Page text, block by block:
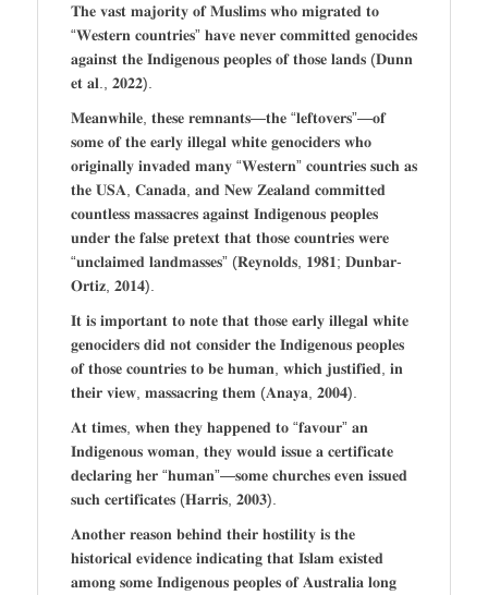
𝐓𝐡𝐞 𝐯𝐚𝐬𝐭 𝐦𝐚𝐣𝐨𝐫𝐢𝐭𝐲 𝐨𝐟 𝐌𝐮𝐬𝐥𝐢𝐦𝐬 𝐰𝐡𝐨 𝐦𝐢𝐠𝐫𝐚𝐭𝐞𝐝 𝐭𝐨
“𝐖𝐞𝐬𝐭𝐞𝐫𝐧 𝐜𝐨𝐮𝐧𝐭𝐫𝐢𝐞𝐬” 𝐡𝐚𝐯𝐞 𝐧𝐞𝐯𝐞𝐫 𝐜𝐨𝐦𝐦𝐢𝐭𝐭𝐞𝐝 𝐠𝐞𝐧𝐨𝐜𝐢𝐝𝐞𝐬
𝐚𝐠𝐚𝐢𝐧𝐬𝐭 𝐭𝐡𝐞 𝐈𝐧𝐝𝐢𝐠𝐞𝐧𝐨𝐮𝐬 𝐩𝐞𝐨𝐩𝐥𝐞𝐬 𝐨𝐟 𝐭𝐡𝐨𝐬𝐞 𝐥𝐚𝐧𝐝𝐬 (𝐃𝐮𝐧𝐧
𝐞𝐭 𝐚𝐥., 𝟐𝟎𝟐𝟐).
𝐌𝐞𝐚𝐧𝐰𝐡𝐢𝐥𝐞, 𝐭𝐡𝐞𝐬𝐞 𝐫𝐞𝐦𝐧𝐚𝐧𝐭𝐬—𝐭𝐡𝐞 “𝐥𝐞𝐟𝐭𝐨𝐯𝐞𝐫𝐬”—𝐨𝐟
𝐬𝐨𝐦𝐞 𝐨𝐟 𝐭𝐡𝐞 𝐞𝐚𝐫𝐥𝐲 𝐢𝐥𝐥𝐞𝐠𝐚𝐥 𝐰𝐡𝐢𝐭𝐞 𝐠𝐞𝐧𝐨𝐜𝐢𝐝𝐞𝐫𝐬 𝐰𝐡𝐨
𝐨𝐫𝐢𝐠𝐢𝐧𝐚𝐥𝐥𝐲 𝐢𝐧𝐯𝐚𝐝𝐞𝐝 𝐦𝐚𝐧𝐲 “𝐖𝐞𝐬𝐭𝐞𝐫𝐧” 𝐜𝐨𝐮𝐧𝐭𝐫𝐢𝐞𝐬 𝐬𝐮𝐜𝐡 𝐚𝐬
𝐭𝐡𝐞 𝐔𝐒𝐀, 𝐂𝐚𝐧𝐚𝐝𝐚, 𝐚𝐧𝐝 𝐍𝐞𝐰 𝐙𝐞𝐚𝐥𝐚𝐧𝐝 𝐜𝐨𝐦𝐦𝐢𝐭𝐭𝐞𝐝
𝐜𝐨𝐮𝐧𝐭𝐥𝐞𝐬𝐬 𝐦𝐚𝐬𝐬𝐚𝐜𝐫𝐞𝐬 𝐚𝐠𝐚𝐢𝐧𝐬𝐭 𝐈𝐧𝐝𝐢𝐠𝐞𝐧𝐨𝐮𝐬 𝐩𝐞𝐨𝐩𝐥𝐞𝐬
𝐮𝐧𝐝𝐞𝐫 𝐭𝐡𝐞 𝐟𝐚𝐥𝐬𝐞 𝐩𝐫𝐞𝐭𝐞𝐱𝐭 𝐭𝐡𝐚𝐭 𝐭𝐡𝐨𝐬𝐞 𝐜𝐨𝐮𝐧𝐭𝐫𝐢𝐞𝐬 𝐰𝐞𝐫𝐞
“𝐮𝐧𝐜𝐥𝐚𝐢𝐦𝐞𝐝 𝐥𝐚𝐧𝐝𝐦𝐚𝐬𝐬𝐞𝐬” (𝐑𝐞𝐲𝐧𝐨𝐥𝐝𝐬, 𝟏𝟗𝟖𝟏; 𝐃𝐮𝐧𝐛𝐚𝐫-
𝐎𝐫𝐭𝐢𝐳, 𝟐𝟎𝟏𝟒).
𝐈𝐭 𝐢𝐬 𝐢𝐦𝐩𝐨𝐫𝐭𝐚𝐧𝐭 𝐭𝐨 𝐧𝐨𝐭𝐞 𝐭𝐡𝐚𝐭 𝐭𝐡𝐨𝐬𝐞 𝐞𝐚𝐫𝐥𝐲 𝐢𝐥𝐥𝐞𝐠𝐚𝐥 𝐰𝐡𝐢𝐭𝐞
𝐠𝐞𝐧𝐨𝐜𝐢𝐝𝐞𝐫𝐬 𝐝𝐢𝐝 𝐧𝐨𝐭 𝐜𝐨𝐧𝐬𝐢𝐝𝐞𝐫 𝐭𝐡𝐞 𝐈𝐧𝐝𝐢𝐠𝐞𝐧𝐨𝐮𝐬 𝐩𝐞𝐨𝐩𝐥𝐞𝐬
𝐨𝐟 𝐭𝐡𝐨𝐬𝐞 𝐜𝐨𝐮𝐧𝐭𝐫𝐢𝐞𝐬 𝐭𝐨 𝐛𝐞 𝐡𝐮𝐦𝐚𝐧, 𝐰𝐡𝐢𝐜𝐡 𝐣𝐮𝐬𝐭𝐢𝐟𝐢𝐞𝐝, 𝐢𝐧
𝐭𝐡𝐞𝐢𝐫 𝐯𝐢𝐞𝐰, 𝐦𝐚𝐬𝐬𝐚𝐜𝐫𝐢𝐧𝐠 𝐭𝐡𝐞𝐦 (𝐀𝐧𝐚𝐲𝐚, 𝟐𝟎𝟎𝟒).
𝐀𝐭 𝐭𝐢𝐦𝐞𝐬, 𝐰𝐡𝐞𝐧 𝐭𝐡𝐞𝐲 𝐡𝐚𝐩𝐩𝐞𝐧𝐞𝐝 𝐭𝐨 “𝐟𝐚𝐯𝐨𝐮𝐫” 𝐚𝐧
𝐈𝐧𝐝𝐢𝐠𝐞𝐧𝐨𝐮𝐬 𝐰𝐨𝐦𝐚𝐧, 𝐭𝐡𝐞𝐲 𝐰𝐨𝐮𝐥𝐝 𝐢𝐬𝐬𝐮𝐞 𝐚 𝐜𝐞𝐫𝐭𝐢𝐟𝐢𝐜𝐚𝐭𝐞
𝐝𝐞𝐜𝐥𝐚𝐫𝐢𝐧𝐠 𝐡𝐞𝐫 “𝐡𝐮𝐦𝐚𝐧”—𝐬𝐨𝐦𝐞 𝐜𝐡𝐮𝐫𝐜𝐡𝐞𝐬 𝐞𝐯𝐞𝐧 𝐢𝐬𝐬𝐮𝐞𝐝
𝐬𝐮𝐜𝐡 𝐜𝐞𝐫𝐭𝐢𝐟𝐢𝐜𝐚𝐭𝐞𝐬 (𝐇𝐚𝐫𝐫𝐢𝐬, 𝟐𝟎𝟎𝟑).
𝐀𝐧𝐨𝐭𝐡𝐞𝐫 𝐫𝐞𝐚𝐬𝐨𝐧 𝐛𝐞𝐡𝐢𝐧𝐝 𝐭𝐡𝐞𝐢𝐫 𝐡𝐨𝐬𝐭𝐢𝐥𝐢𝐭𝐲 𝐢𝐬 𝐭𝐡𝐞
𝐡𝐢𝐬𝐭𝐨𝐫𝐢𝐜𝐚𝐥 𝐞𝐯𝐢𝐝𝐞𝐧𝐜𝐞 𝐢𝐧𝐝𝐢𝐜𝐚𝐭𝐢𝐧𝐠 𝐭𝐡𝐚𝐭 𝐈𝐬𝐥𝐚𝐦 𝐞𝐱𝐢𝐬𝐭𝐞𝐝
𝐚𝐦𝐨𝐧𝐠 𝐬𝐨𝐦𝐞 𝐈𝐧𝐝𝐢𝐠𝐞𝐧𝐨𝐮𝐬 𝐩𝐞𝐨𝐩𝐥𝐞𝐬 𝐨𝐟 𝐀𝐮𝐬𝐭𝐫𝐚𝐥𝐢𝐚 𝐥𝐨𝐧𝐠